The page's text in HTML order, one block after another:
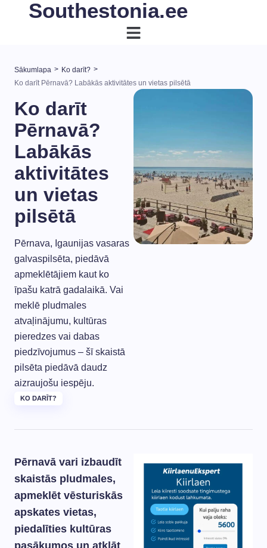
Southestonia.ee
Sākumlapa > Ko darīt? >
Ko darīt Pērnavā? Labākās aktivitātes un vietas pilsētā
Ko darīt
Pērnavā?
Labākās
aktivitātes
un vietas
pilsētā
Pērnava, Igaunijas vasaras
galvaspilsēta, piedāvā
apmeklētājiem kaut ko
īpašu katrā gadalaikā. Vai
meklē pludmales
atvaļinājumu, kultūras
pieredzes vai dabas
piedzīvojumus – šī skaistā
pilsēta piedāvā daudz
aizraujošu iespēju.
KO DARĪT?
Pērnavā vari izbaudīt
skaistās pludmales,
apmeklēt vēsturiskās
apskates vietas,
piedalīties kultūras
pasākumos un atklāt